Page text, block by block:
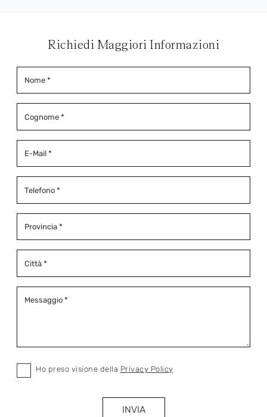
Richiedi Maggiori Informazioni
Ho preso visione della Privacy Policy
INVIA